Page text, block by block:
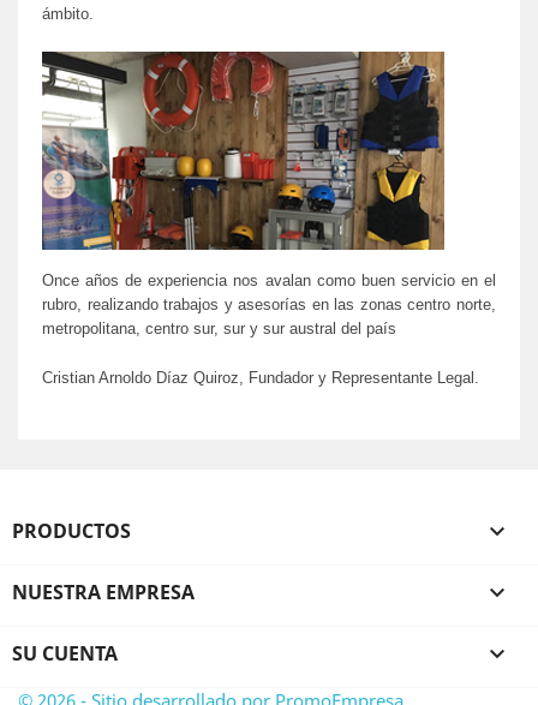
ámbito.
Once años de experiencia nos avalan como buen servicio en el
rubro, realizando trabajos y asesorías en las zonas centro norte,
metropolitana, centro sur, sur y sur austral del país
Cristian Arnoldo Díaz Quiroz, Fundador y Representante Legal.
PRODUCTOS 
NUESTRA EMPRESA 
SU CUENTA 
© 2026 - Sitio desarrollado por PromoEmpresa.